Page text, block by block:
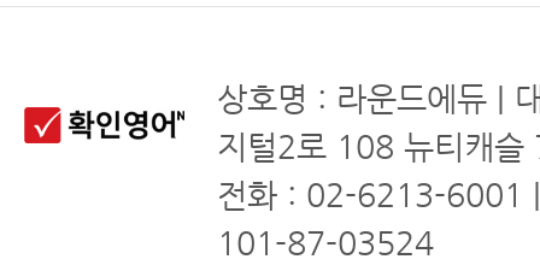
상호명 : 라운드에듀 |
지털2로 108 뉴티캐슬
전화 : 02-6213-6001
101-87-03524